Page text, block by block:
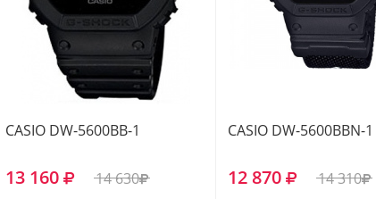
CASIO DW-5600BB-1
13 160 14 630
CASIO DW-5600BBN-1
12 870 14 310